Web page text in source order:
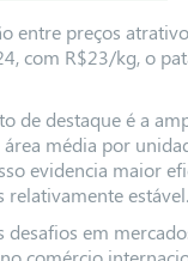
entre preços
com R$23/kg, o
de destaque é a
área média por
evidencia maior
relativamente estável.
desafios em